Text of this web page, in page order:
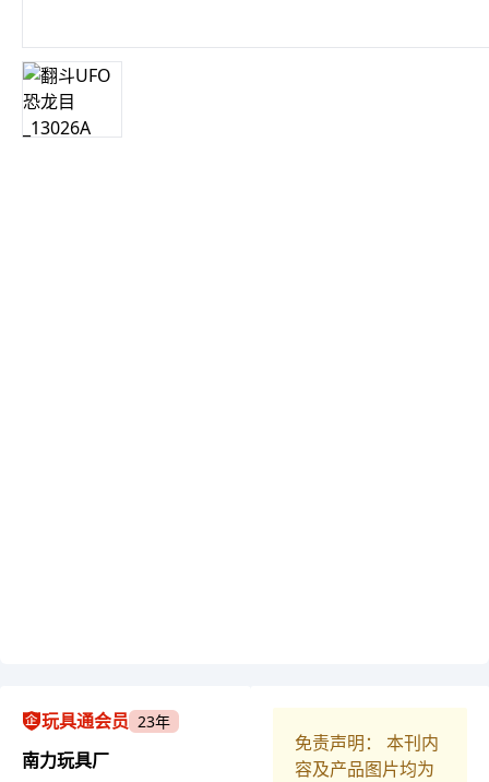
玩具通会员 23年
南力玩具厂
免责声明： 本刊内
容及产品图片均为